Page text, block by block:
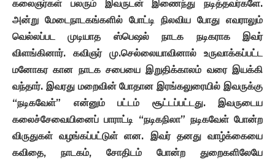
கலைஞர்கள் பலரும் இவருடன் இணைந்து நடித்தவர்களே.
அன்று மேடைநாடகங்களில் போட்டி நிலவிய போது எவராலும்
வெல்லப்பட முடியாத ஸ்பெஷல் நாடக நடிகராக இவர்
விளங்கினார். கவிஞர் மு.செல்லையாவினால் உருவாக்கப்பட்ட
மனோகர கான நாடக சபையை இறுதிக்காலம் வரை இயக்கி
வந்தார். இவரது மறைவின் போதான இரங்கலுரையில் இவருக்கு
“நடிகவேள்” என்னும் பட்டம் சூட்டப்பட்டது. இவருடைய
கலைச்சேவையினைப் பாராட்டி “நடிகநிலா” நடிகவேள் போன்ற
விருதுகள் வழங்கப்பட்டுள் ளன. இவர் தனது வாழ்க்கையை
கவிதை, நாடகம், சோதிடம் போன்ற துறைகளிலேயே